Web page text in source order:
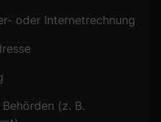
oder Internetrechnung
(z. B.